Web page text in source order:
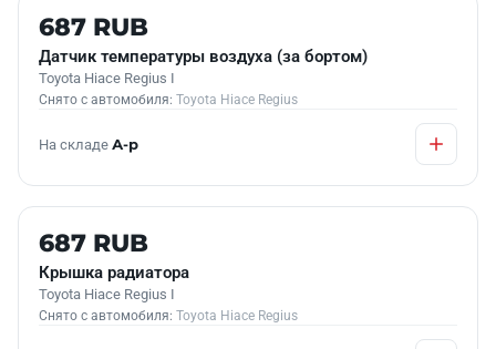
Б/У В НАЛИЧИИ
687 RUB
Датчик температуры воздуха (за бортом)
Toyota Hiace Regius I
Снято с автомобиля: Toyota Hiace Regius
На складе А-р
Б/У В НАЛИЧИИ
687 RUB
Крышка радиатора
Toyota Hiace Regius I
Снято с автомобиля: Toyota Hiace Regius